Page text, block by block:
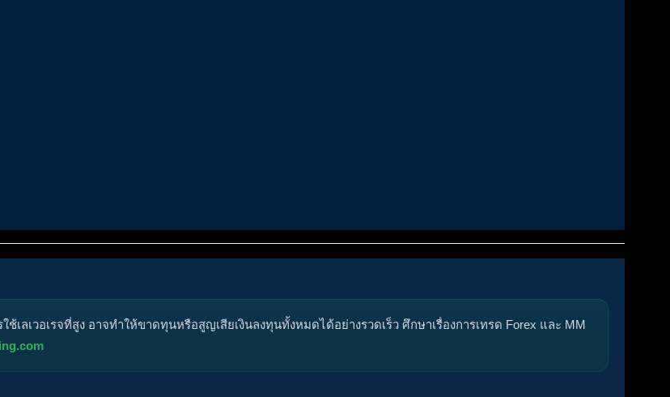
ช้เลเวอเรจที่สูง อาจทำให้ขาดทุนหรือสูญเสียเงินลงทุนทั้งหมดได้อย่างรวดเร็ว ศึกษาเรื่องการเทรด Forex และ MM